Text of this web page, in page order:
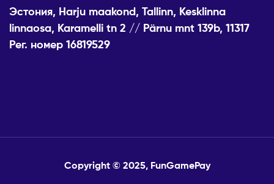
Эстония, Harju maakond, Tallinn, Kesklinna
linnaosa, Karamelli tn 2 // Pärnu mnt 139b, 11317
Рег. номер 16819529
Copyright © 2025, FunGamePay